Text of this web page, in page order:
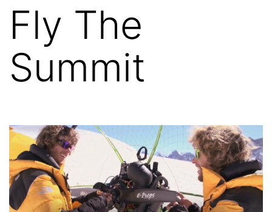
Fly The
Summit